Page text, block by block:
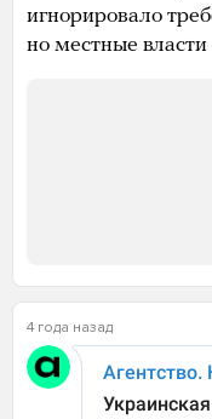
игнорировало
но местные
4 года назад